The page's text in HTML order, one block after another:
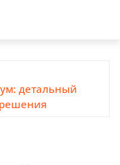
детальный